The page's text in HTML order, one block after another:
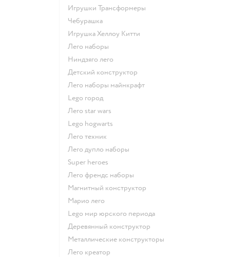
Игрушки Трансформеры
Чебурашка
Игрушка Хеллоу Китти
Лего наборы
Ниндзяго лего
Детский конструктор
Лего наборы майнкрафт
Lego город
Лего star wars
Lego hogwarts
Лего техник
Лего дупло наборы
Super heroes
Лего френдс наборы
Магнитный конструктор
Марио лего
Lego мир юрского периода
Деревянный конструктор
Металлические конструкторы
Лего креатор